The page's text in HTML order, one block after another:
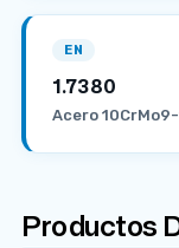
EN
1.7380
Acero
Productos